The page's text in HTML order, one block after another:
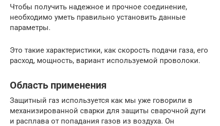
Чтобы получить надежное и прочное соединение,
необходимо уметь правильно установить данные
параметры.
Это такие характеристики, как скорость подачи газа, его
расход, мощность, вариант используемой проволоки.
Область применения
Защитный газ используется как мы уже говорили в
механизированной сварки для защиты сварочной дуги
и расплава от попадания газов из воздуха. Он